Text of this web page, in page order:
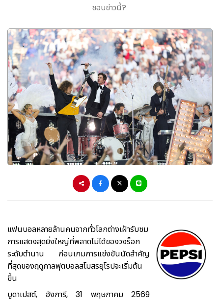
ชอบข่าวนี้?
แฟนบอลหลายล้านคนจากทั่วโลกต่างเฝ้ารับชม
การแสดงสุดยิ่งใหญ่ที่พลาดไม่ได้ของวงร็อก
ระดับตำนาน ก่อนเกมการแข่งขันนัดสำคัญ
ที่สุดของฤดูกาลฟุตบอลสโมสรยุโรปจะเริ่มต้น
ขึ้น
บูดาเปสต์, ฮังการี, 31 พฤษภาคม 2569